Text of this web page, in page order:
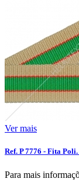
Ver mais
Ref. P 7776 - Fita
Para mais